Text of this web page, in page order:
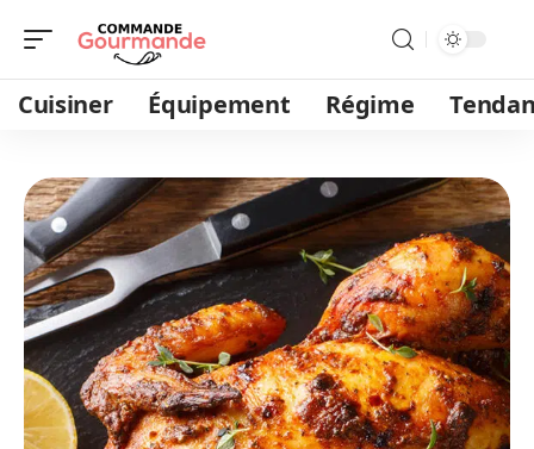
Cuisiner Équipement Régime